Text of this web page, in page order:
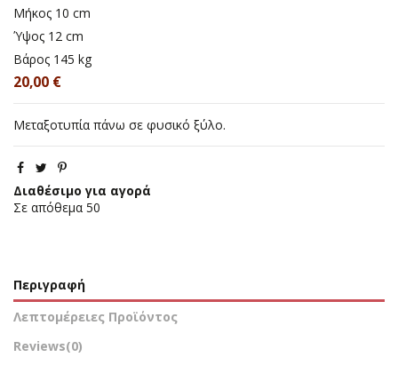
Μήκος 10 cm
Ύψος 12 cm
Βάρος 145 kg
20,00 €
Mεταξοτυπία πάνω σε φυσικό ξύλο.
Διαθέσιμο για αγορά
Σε απόθεμα 50
Περιγραφή
Λεπτομέρειες Προϊόντος
Reviews(0)